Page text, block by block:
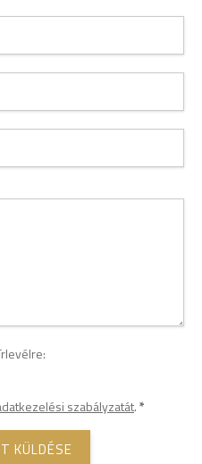
szabályzatát.*